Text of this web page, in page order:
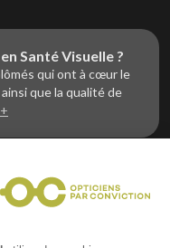
Santé Visuelle ?
qui ont à cœur le
que la qualité de
de la vue et
?
centrale d’achats et